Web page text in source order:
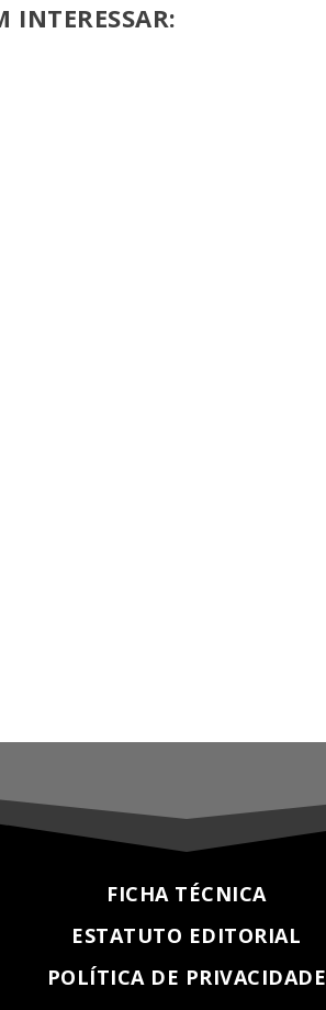
INTERESSAR:
FICHA TÉCNICA
ESTATUTO EDITORIAL
POLÍTICA DE PRIVACIDADE